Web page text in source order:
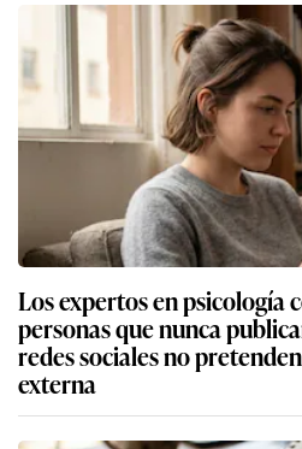
Los expertos en psicología
personas que nunca
redes sociales no
externa